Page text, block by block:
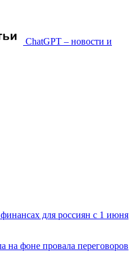
ChatGPT – новости и
для россиян с 1 июня
на фоне провала переговоров